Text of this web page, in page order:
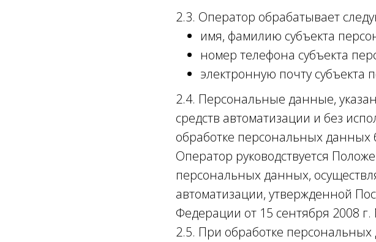
2.3. Оператор обрабатывает
имя, фамилию субъекта
номер телефона субъекта
электронную почту
2.4. Персональные данные,
средств автоматизации и без
обработке персональных данных
Оператор руководствуется
персональных данных,
автоматизации, утвержденной
Федерации от 15 сентября 2008 г.
2.5. При обработке